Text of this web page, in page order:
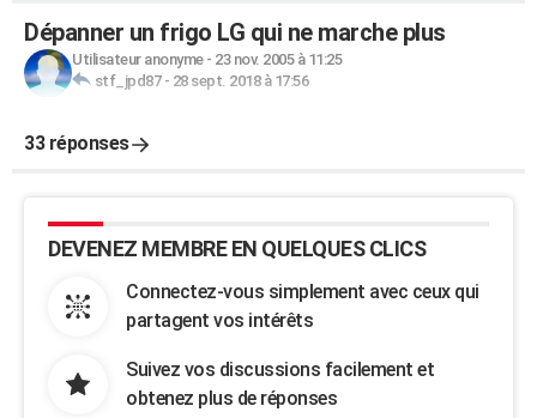
Dépanner un frigo LG qui ne marche plus
Utilisateur anonyme- 23 nov. 2005 à 11:25
stf_jpd87- 28 sept. 2018 à 17:56
33 réponses
DEVENEZ MEMBRE EN QUELQUES CLICS
Connectez-vous simplement avec ceux qui
partagent vos intérêts
Suivez vos discussions facilement et
obtenez plus de réponses